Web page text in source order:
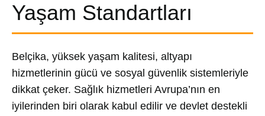
Yaşam Standartları
Belçika, yüksek yaşam kalitesi, altyapı
hizmetlerinin gücü ve sosyal güvenlik sistemleriyle
dikkat çeker. Sağlık hizmetleri Avrupa’nın en
iyilerinden biri olarak kabul edilir ve devlet destekli